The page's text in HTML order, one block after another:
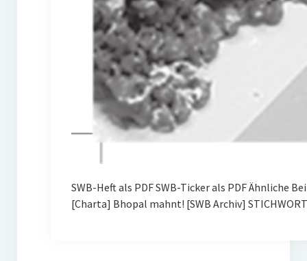
SWB-Heft als PDF SWB-Ticker als PDF Ähnliche
[Charta] Bhopal mahnt! [SWB Archiv] STICHWORT